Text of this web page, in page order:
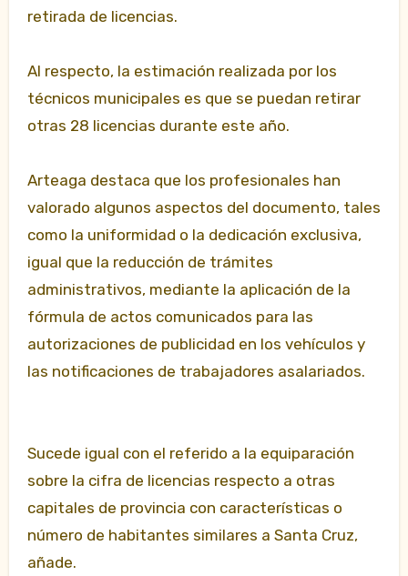
retirada de licencias.
Al respecto, la estimación realizada por los
técnicos municipales es que se puedan retirar
otras 28 licencias durante este año.
Arteaga destaca que los profesionales han
valorado algunos aspectos del documento, tales
como la uniformidad o la dedicación exclusiva,
igual que la reducción de trámites
administrativos, mediante la aplicación de la
fórmula de actos comunicados para las
autorizaciones de publicidad en los vehículos y
las notificaciones de trabajadores asalariados.
Sucede igual con el referido a la equiparación
sobre la cifra de licencias respecto a otras
capitales de provincia con características o
número de habitantes similares a Santa Cruz,
añade.